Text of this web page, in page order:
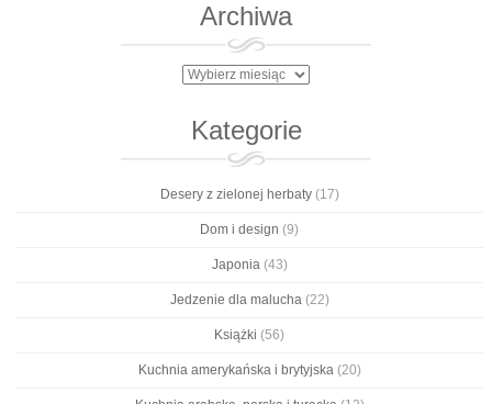
Archiwa
Archiwa
Kategorie
Desery z zielonej herbaty(17)
Dom i design (9)
Japonia(43)
Jedzenie dla malucha(22)
Książki (56)
Kuchnia amerykańska i brytyjska(20)